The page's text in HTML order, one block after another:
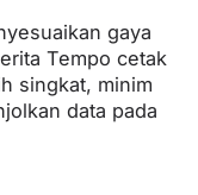
gaya
Tempo cetak
singkat, minim
data pada